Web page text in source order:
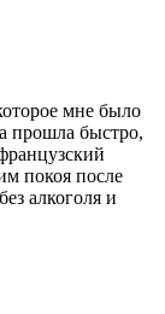
мне было
прошла быстро,
покоя после
алкоголя и